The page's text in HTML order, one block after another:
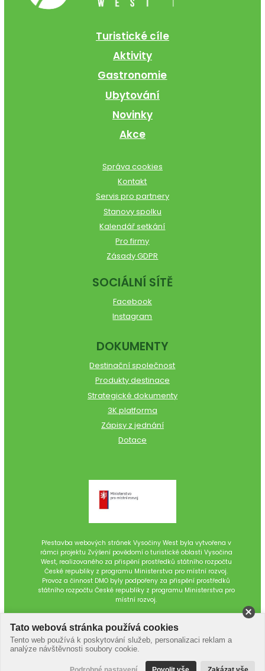
Turistické cíle
Aktivity
Gastronomie
Ubytování
Novinky
Akce
Správa cookies
Kontakt
Servis pro partnery
Stanovy spolku
Kalendář setkání
Pro firmy
Zásady GDPR
SOCIÁLNÍ SÍTĚ
Facebook
Instagram
DOKUMENTY
Destinační společnost
Produkty destinace
Strategické dokumenty
3K platforma
Zápisy z jednání
Dotace
Přestavba webových stránek Vysočiny West byla vytvořena v
rámci projektu Zvýšení povědomí o turistické oblasti Vysočina
West, realizovaného za přispění prostředků státního rozpočtu
České republiky z programu Ministerstva pro místní rozvoj.
Provoz a činnost DMO byly podpořeny za přispění prostředků
státního rozpočtu České republiky z programu Ministerstva pro
místní rozvoj.
Tato webová stránka používá cookies
Tento web používá k poskytování služeb, personalizaci reklam a
analýze návštěvnosti soubory cookie.